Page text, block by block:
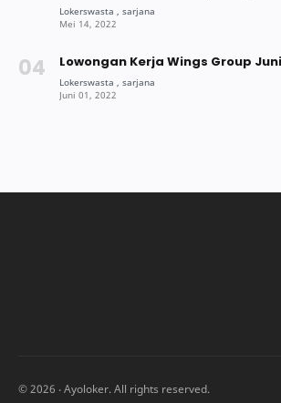
Lowongan Kerja Wings Group
©2026 ‧ Ayoloker. All rights reserved.